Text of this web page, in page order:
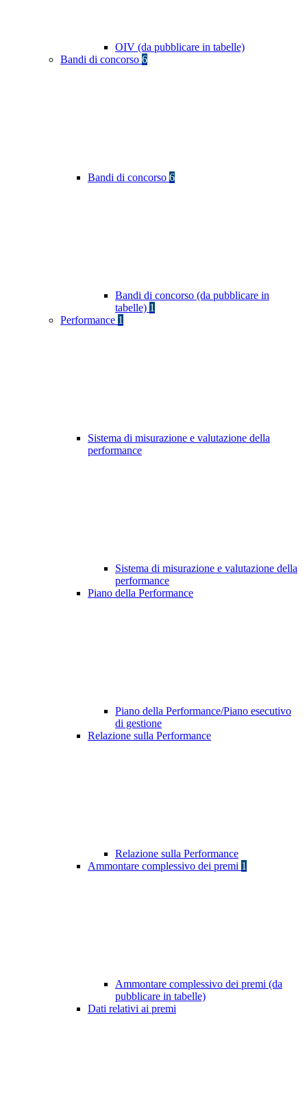
OIV (da pubblicare in tabelle)
Bandi di concorso 6
Bandi di concorso 6
Bandi di concorso (da pubblicare in
tabelle) 1
Performance 1
Sistema di misurazione e valutazione della
performance
Sistema di misurazione e valutazione della
performance
Piano della Performance
Piano della Performance/Piano esecutivo
di gestione
Relazione sulla Performance
Relazione sulla Performance
Ammontare complessivo dei premi 1
Ammontare complessivo dei premi (da
pubblicare in tabelle)
Dati relativi ai premi